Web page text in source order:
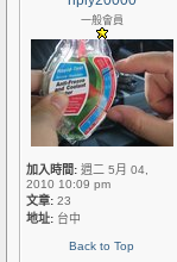
一般會員
加入時間: 週二 5月 04,
2010 10:09 pm
文章: 23
地址: 台中
Back to Top